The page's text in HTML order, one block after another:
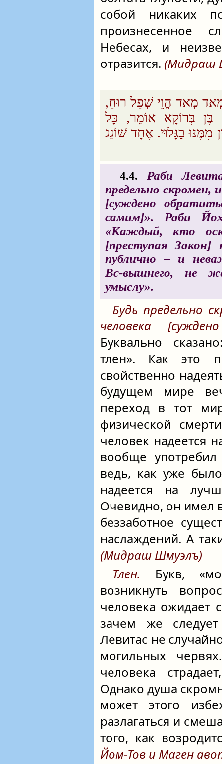
собой никаких
произнесенное
Небесах, и
отразится. (Мидраш
מְאד הֱוֵי שְׁפַל רוּחַ,
בֶּן בְּרוֹקָא אוֹמֵר, כָּל
בַגָּלוּי. אֶחָד שׁוֹגֵג
4.4. Раби
предельно скромен,
[суждено
самим]». Раби
«Каждый, кто
[преступая Закон]
публично – и
Вс-вышнего, не
умыслу».
Будь предельно
человека
Буквально
тлен». Как это
свойственно
будущем мире
переход в тот
физической
человек надеется
вообще
ведь, как уже
надеется на
Очевидно, он имел
беззаботное
наслаждений. А
(Мидраш Шмуэлъ)
Тлен. Букв,
возникнуть
человека ожидает
зачем же
Левитас не
могильных
человека
Однако душа
может этого
разлагаться и
того, как
Йом-Тов и Маген